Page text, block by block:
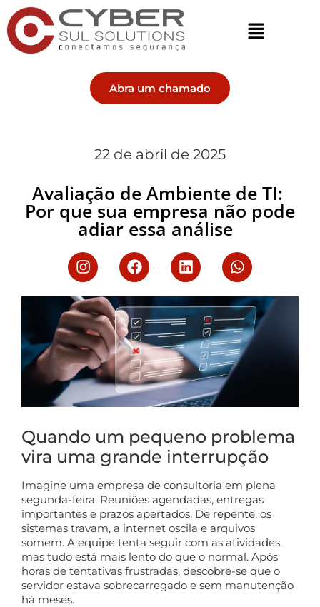
Abra um chamado
22 de abril de 2025
Avaliação de Ambiente de TI:
Por que sua empresa não pode
adiar essa análise
Quando um pequeno problema
vira uma grande interrupção
Imagine uma empresa de consultoria em plena
segunda-feira. Reuniões agendadas, entregas
importantes e prazos apertados. De repente, os
sistemas travam, a internet oscila e arquivos
somem. A equipe tenta seguir com as atividades,
mas tudo está mais lento do que o normal. Após
horas de tentativas frustradas, descobre-se que o
servidor estava sobrecarregado e sem manutenção
há meses.